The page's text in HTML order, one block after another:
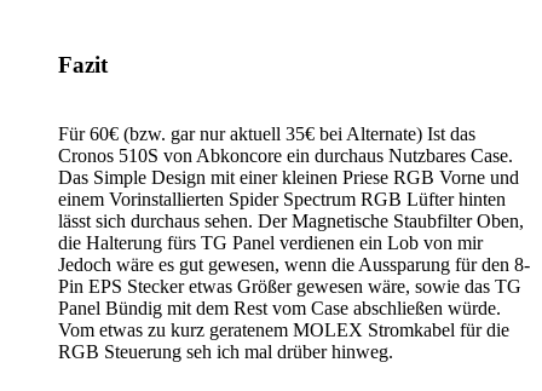
Fazit
Für 60€ (bzw. gar nur aktuell 35€ bei Alternate) Ist das
Cronos 510S von Abkoncore ein durchaus Nutzbares Case.
Das Simple Design mit einer kleinen Priese RGB Vorne und
einem Vorinstallierten Spider Spectrum RGB Lüfter hinten
lässt sich durchaus sehen. Der Magnetische Staubfilter Oben,
die Halterung fürs TG Panel verdienen ein Lob von mir
Jedoch wäre es gut gewesen, wenn die Aussparung für den 8-
Pin EPS Stecker etwas Größer gewesen wäre, sowie das TG
Panel Bündig mit dem Rest vom Case abschließen würde.
Vom etwas zu kurz geratenem MOLEX Stromkabel für die
RGB Steuerung seh ich mal drüber hinweg.